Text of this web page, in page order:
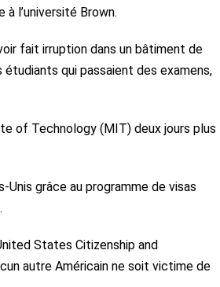
l’université Brown.
fait irruption dans un bâtiment de
qui passaient des examens,
of Technology (MIT) deux jours plus
grâce au programme de visas
States Citizenship and
autre Américain ne soit victime de